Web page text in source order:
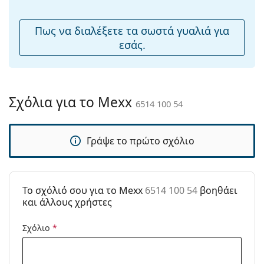
μαξιλάρια
μύτης:
άρθρωση:
Όχι
Παρέχονται με
θήκη:
Ναι
καθαρισμού:
Όχι
Άλλα
Τύπος:
Γυναικεία
Γυαλιά Ηλίου Επώνυμες Μάρκες
Μάρκα:
Πως να διαλέξετε τα σωστά γυαλιά για
εσάς.
Σχόλια για το Mexx 6514 100 54
Γράψε το πρώτο σχόλιο
To σχόλιό σου για το Mexx 6514 100 54 βοηθάει
και άλλους χρήστες
Σχόλιο *